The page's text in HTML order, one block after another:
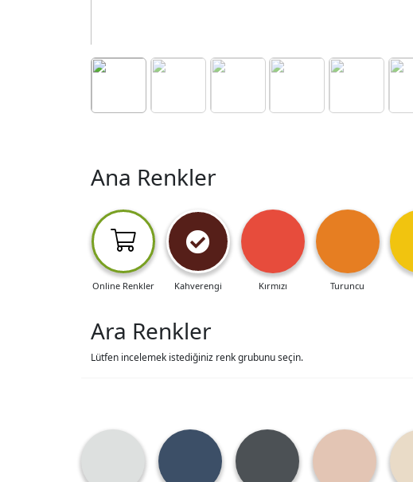
Ana Renkler
Online Renkler Kahverengi Kırmızı Turuncu
Ara Renkler
Lütfen incelemek istediğiniz renk grubunu seçin.